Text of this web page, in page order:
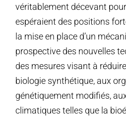
véritablement décevant
espéraient des positions
la mise en place d’un
prospective des nouvelles
des mesures visant à
biologie synthétique, aux
génétiquement modifiés,
climatiques telles que la